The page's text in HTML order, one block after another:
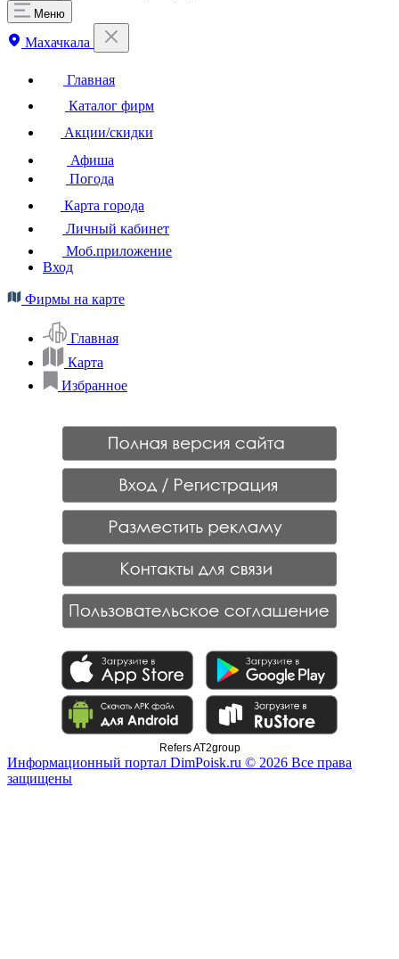
Меню
Махачкала
Главная
Каталог фирм
Акции/скидки
Афиша
Погода
Карта города
Личный кабинет
Моб.приложение
Вход
Фирмы на карте
Главная
Карта
Избранное
Refers AT2group
Информационный портал DimPoisk.ru © 2026 Все права
защищены